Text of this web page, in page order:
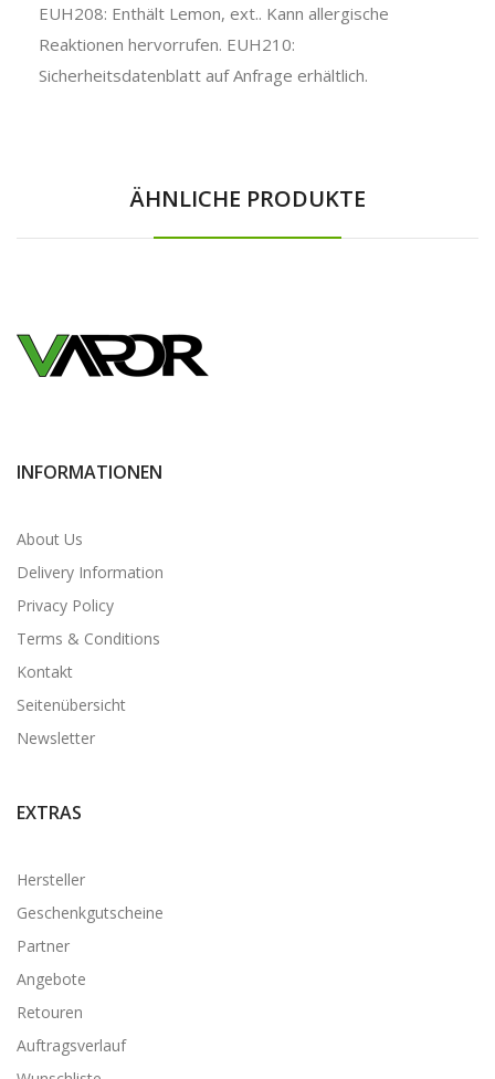
EUH208: Enthält Lemon, ext.. Kann allergische
Reaktionen hervorrufen. EUH210:
Sicherheitsdatenblatt auf Anfrage erhältlich.
ÄHNLICHE PRODUKTE
INFORMATIONEN
About Us
Delivery Information
Privacy Policy
Terms & Conditions
Kontakt
Seitenübersicht
Newsletter
EXTRAS
Hersteller
Geschenkgutscheine
Partner
Angebote
Retouren
Auftragsverlauf